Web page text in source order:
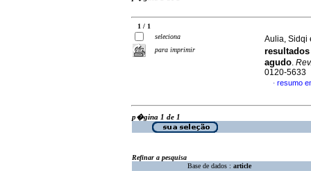
1 / 1
seleciona
para imprimir
Aulia, Sidqi
agudo.
0120-5633
· resumo
p�gina 1 de 1
Refinar a pesquisa
Base de dados : article